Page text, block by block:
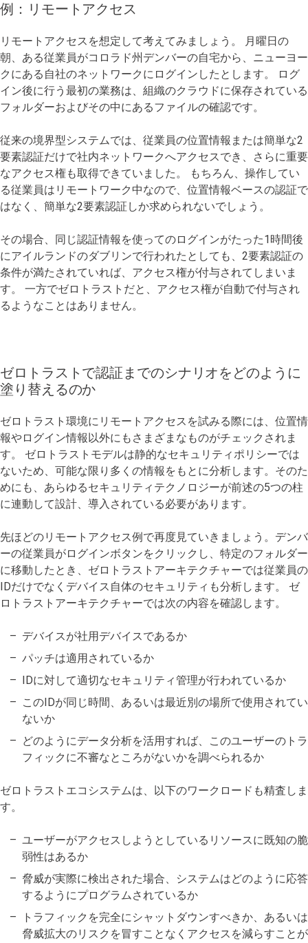
例：リモートアクセス
リモートアクセスを想定して考えてみましょう。 月曜日の
朝、ある従業員がコロラド州デンバーの自宅から、ニューヨー
クにある自社のネットワークにログインしたとします。 ログ
イン後に行う最初の業務は、組織のクラウドに保存されている
フォルダーおよびその中にあるファイルの確認です。
従来の境界型システムでは、従業員の位置情報または簡単な2
要素認証だけで社内ネットワークへアクセスでき、さらに重要
なアクセス権も取得できていました。 もちろん、操作してい
る従業員はリモートワーク中なので、位置情報ベースの認証で
はなく、簡単な2要素認証しか求められないでしょう。
その場合、同じ認証情報を使ってのログインがたった1時間後
にアイルランドのダブリンで行われたとしても、2要素認証の
条件が満たされていれば、アクセス権が付与されてしまいま
す。 一方でゼロトラストだと、アクセス権が自動で付与され
るようなことはありません。
ゼロトラストで認証までのシナリオをどのように
塗り替えるのか
ゼロトラスト環境にリモートアクセスを試みる際には、位置情
報やログイン情報以外にもさまざまなものがチェックされま
す。 ゼロトラストモデルは静的なセキュリティポリシーでは
ないため、可能な限り多くの情報をもとに分析します。そのた
めにも、あらゆるセキュリティテクノロジーが前述の5つの柱
に連動して設計、導入されている必要があります。
先ほどのリモートアクセス例で再度見ていきましょう。デンバ
ーの従業員がログインボタンをクリックし、特定のフォルダー
に移動したとき、ゼロトラストアーキテクチャーでは従業員の
IDだけでなくデバイス自体のセキュリティも分析します。 ゼ
ロトラストアーキテクチャーでは次の内容を確認します。
デバイスが社用デバイスであるか
パッチは適用されているか
IDに対して適切なセキュリティ管理が行われているか
このIDが同じ時間、あるいは最近別の場所で使用されてい
ないか
どのようにデータ分析を活用すれば、このユーザーのトラ
フィックに不審なところがないかを調べられるか
ゼロトラストエコシステムは、以下のワークロードも精査しま
す。
ユーザーがアクセスしようとしているリソースに既知の脆
弱性はあるか
脅威が実際に検出された場合、システムはどのように応答
するようにプログラムされているか
トラフィックを完全にシャットダウンすべきか、あるいは
脅威拡大のリスクを冒すことなくアクセスを減らすことが